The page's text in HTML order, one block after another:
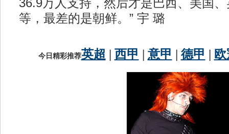
36.9万人支持，然后才是巴西、美国
等，最差的是朝鲜。” 宇 璐